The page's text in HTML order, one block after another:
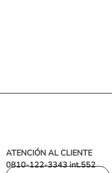
ATENCIÓN AL CLIENTE
0810-122-3343 int.552